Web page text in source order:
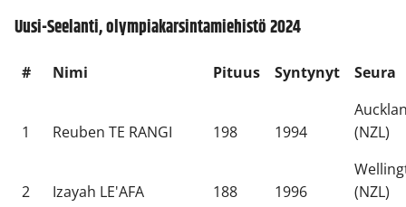
Uusi-Seelanti, olympiakarsintamiehistö 2024
# Nimi Pituus Syntynyt Seura
1 Reuben TE RANGI 198 1994
(NZL)
2 Izayah LE'AFA 188 1996
(NZL)